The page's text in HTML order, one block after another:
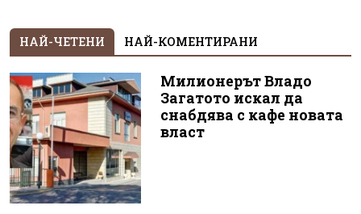
НАЙ-ЧЕТЕНИ НАЙ-КОМЕНТИРАНИ
Милионерът Владо
Загатото искал да
снабдява с кафе новата
власт